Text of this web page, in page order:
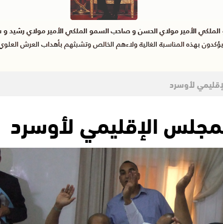
لأوسرد
الإقليمي لأوسرد